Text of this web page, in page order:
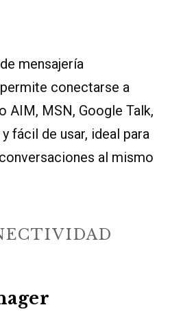
mensajería
conectarse a
AIM, MSN, Google Talk,
fácil de usar, ideal para
al mismo